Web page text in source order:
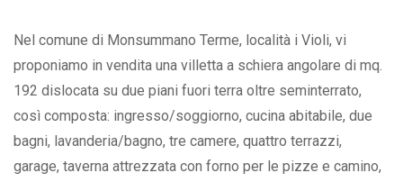
Nel comune di Monsummano Terme, località i Violi, vi
proponiamo in vendita una villetta a schiera angolare di mq.
192 dislocata su due piani fuori terra oltre seminterrato,
così composta: ingresso/soggiorno, cucina abitabile, due
bagni, lavanderia/bagno, tre camere, quattro terrazzi,
garage, taverna attrezzata con forno per le pizze e camino,